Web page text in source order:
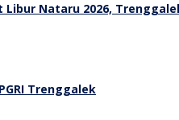
Libur Nataru 2026,